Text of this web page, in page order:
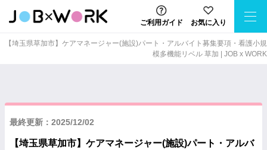
ご利用ガイド お気に入り
【埼玉県草加市】ケアマネージャー(施設)パート・アルバイト募集要項・看護小規
模多機能リベル 草加 | JOB x WORK
最終更新：2025/12/02
【埼玉県草加市】ケアマネージャー(施設)パート・アルバ